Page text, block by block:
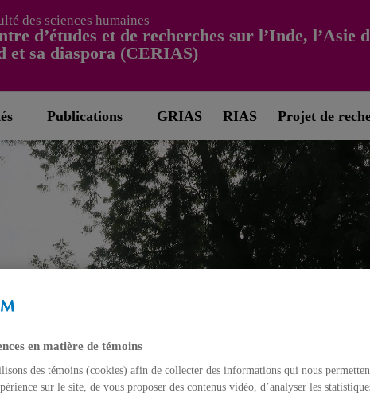
des sciences humaines
d’études et de recherches sur l’Inde, l’Asie
et sa diaspora (CERIAS)
Publications GRIAS RIAS Projet de
en matière de témoins
des témoins (cookies) afin de collecter des informations qui nous
sur le site, de vous proposer des contenus vidéo, d’analyser les